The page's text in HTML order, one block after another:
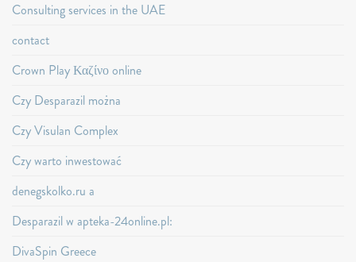
Consulting services in the UAE
contact
Crown Play Καζίνο online
Czy Desparazil można
Czy Visulan Complex
Czy warto inwestować
denegskolko.ru a
Desparazil w apteka-24online.pl:
DivaSpin Greece